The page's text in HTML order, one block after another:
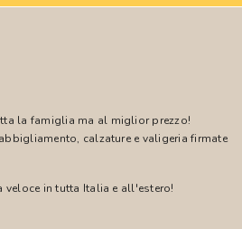
la famiglia ma al miglior prezzo!
calzature e valigeria firmate
veloce in tutta Italia e all'estero!